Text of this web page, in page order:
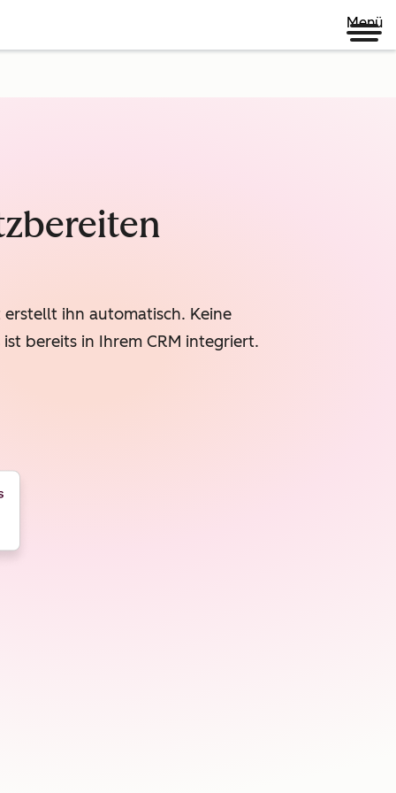
Menü
ihn automatisch. Keine
bereits in Ihrem CRM integriert.